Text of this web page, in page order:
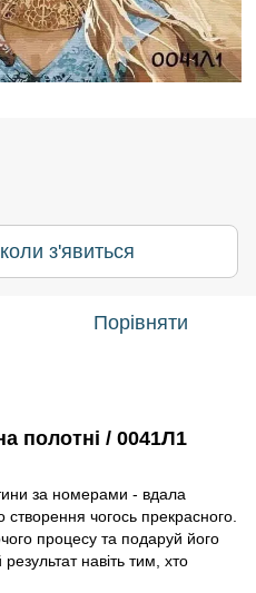
з'явиться
Порівняти
полотні / 0041Л1
за номерами - вдала
чогось прекрасного.
процесу та подаруй його
навіть тим, хто